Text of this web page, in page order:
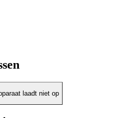
laadt niet op